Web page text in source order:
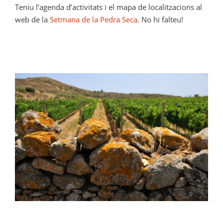
Teniu l’agenda d’activitats i el mapa de localitzacions al
web de la Setmana de la Pedra Seca. No hi falteu!